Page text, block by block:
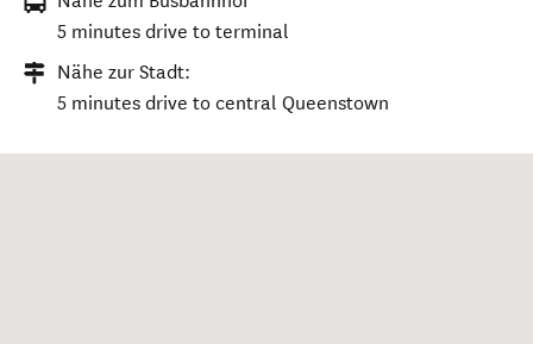
5 minutes drive to terminal
Nähe zur Stadt:
5 minutes drive to central Queenstown